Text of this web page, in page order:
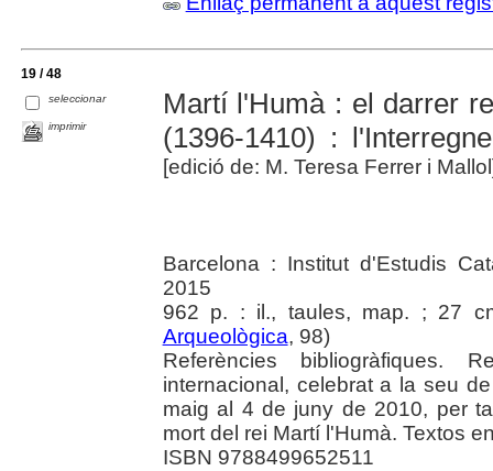
19 / 48
seleccionar
imprimir
Martí l'Humà : el darrer
(1396-1410) :
[edició de: M. Teresa Ferrer i
Barcelona : Institut d'Estudis
2015
962 p. : il., taules, map. ; 27
Arqueològica, 98)
Referències
internacional, celebrat a la seu
maig al 4 de juny de 2010, per
mort del rei Martí l'Humà. Textos
ISBN 9788499652511